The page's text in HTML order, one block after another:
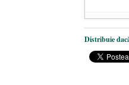
Distribuie